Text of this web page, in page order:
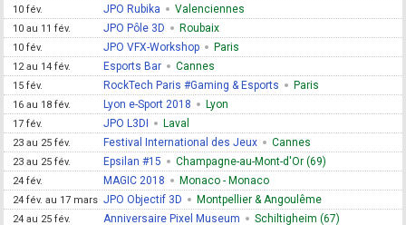
10 fév. JPO Rubika Valenciennes
10 au 11 fév. JPO Pôle 3D Roubaix
10 fév. JPO VFX-Workshop Paris
12 au 14 fév. Esports Bar Cannes
15 fév. RockTech Paris #Gaming & Esports Paris
16 au 18 fév. Lyon e-Sport 2018 Lyon
17 fév. JPO L3DI Laval
23 au 25 fév. Festival International des Jeux Cannes
23 au 25 fév. Epsilan #15 Champagne-au-Mont-d'Or (69)
24 fév. MAGIC 2018 Monaco - Monaco
24 fév. au 17 mars JPO Objectif 3D Montpellier & Angoulême
24 au 25 fév. Anniversaire Pixel Museum Schiltigheim (67)